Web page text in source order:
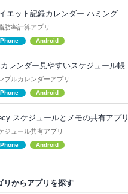
エット記録カレンダー ハミング
肪率計算アプリ
Android
レンダー見やすいスケジュール帳
プルカレンダーアプリ
Android
スケジュールとメモの共有アプリ
ジュール共有アプリ
Android
リからアプリを探す